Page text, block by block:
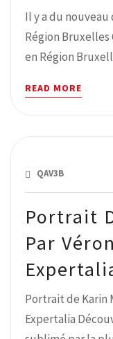
Il y a du nouveau
Région Bruxelles
en Région
READ MORE
Portrait
Par
QAV3B
Portrait de Karin
Expertalia